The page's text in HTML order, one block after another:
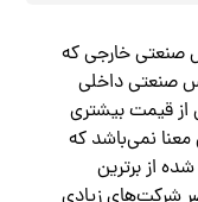
صنعتی خارجی که
صنعتی داخلی
از قیمت بیشتری
معنا نمی‌باشد که
از برترین